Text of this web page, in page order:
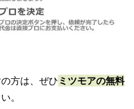
方は、ぜひ ミツモアの無料
。